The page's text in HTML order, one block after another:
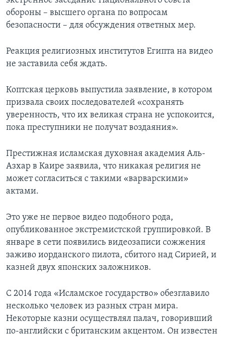
обороны – высшего органа по вопросам
безопасности – для обсуждения ответных мер.
Реакция религиозных институтов Египта на видео
не заставила себя ждать.
Коптская церковь выпустила заявление, в котором
призвала своих последователей «сохранять
уверенность, что их великая страна не успокоится,
пока преступники не получат воздаяния».
Престижная исламская духовная академия Аль-
Азхар в Каире заявила, что никакая религия не
может согласиться с такими «варварскими»
актами.
Это уже не первое видео подобного рода,
опубликованное экстремистской группировкой. В
январе в сети появились видеозаписи сожжения
заживо иорданского пилота, сбитого над Сирией, и
казней двух японских заложников.
С 2014 года «Исламское государство» обезглавило
несколько человек из разных стран мира.
Некоторые казни осуществлял палач, говоривший
по-английски с британским акцентом. Он известен